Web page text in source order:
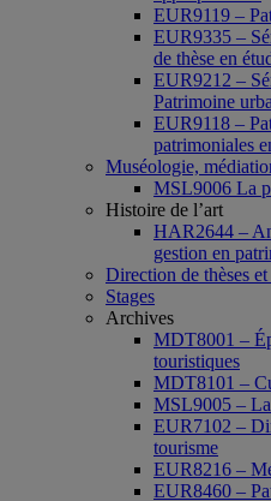
EUR9119 –
EUR9335 –
de thèse en
EUR9212 –
Patrimoine
EUR9118 –
patrimoniales
Muséologie,
MSL9006 La
Histoire de l’art
HAR2644 –
gestion en
Direction de thèses
Stages
Archives
MDT8001 –
touristiques
MDT8101 –
MSL9005 –
EUR7102 –
tourisme
EUR8216 –
EUR8460 –